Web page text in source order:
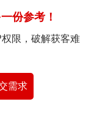
份参考！
限，破解获客难
需求